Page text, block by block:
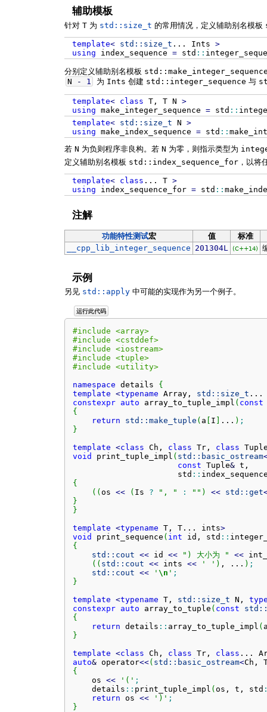
辅助模板
针对 T 为 std::size_t 的常用情况，定义辅助别名模板
template< std:: size_t ... Ints >
using index_sequence =std ::
分别定义辅助别名模板
N
- 1 为 Ints 创建 std::integer_sequence 与
template< class T, T N >
using make_integer_sequence =std ::
template< std:: size_t N >
using make_index_sequence =std ::
若 N 为负则程序非良构。若 N 为零，则指示类型为
定义辅助别名模板 std::index_sequence_for ，以将
template< class ... T >
using index_sequence_for =std ::
注解
功能特性测试宏 值
标准
__cpp_lib_integer_sequence 201304L (C++14)
示例
另见 std::apply 中可能的实现作为另一个例子。
运行此代码
#include <array>
#include <cstddef>
#include <iostream>
#include <tuple>
#include <utility>
namespace details {
template <typename Array, std:: size_t
constexpr
auto array_to_tuple_impl ( const
{
return
std:: make_tuple ( a I ... ) ;
}
template <class Ch, class Tr, class
void
print_tuple_impl ( std:: basic_ostream
const Tuple& t,
                      std
::
{
( ( os << ( Is ? ", " : "" ) << std:: get
}
}
template <typename T, T... ints>
void
print_sequence ( int id, std ::
{
std:: cout << id << ") 大小为 " <<
( ( std:: cout << ints << ' ' ) , ... ) ;
std:: cout << ' \n ' ;
}
template <typename T, std:: size_t N,
constexpr
auto array_to_tuple ( const
{
return details :: array_to_tuple_impl (
}
template <class Ch, class Tr, class ...
auto& operator<<( std:: basic_ostream<Ch,
{
    os
<< '(' ;
    details
:: print_tuple_impl ( os, t, std
return os << ')' ;
}